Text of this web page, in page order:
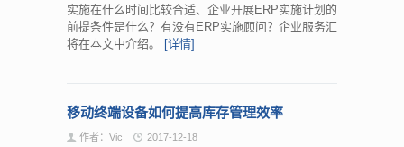
实施在什么时间比较合适、企业开展ERP实施计划的
前提条件是什么？有没有ERP实施顾问？企业服务汇
将在本文中介绍。 [详情]
移动终端设备如何提高库存管理效率
作者：Vic 2017-12-18